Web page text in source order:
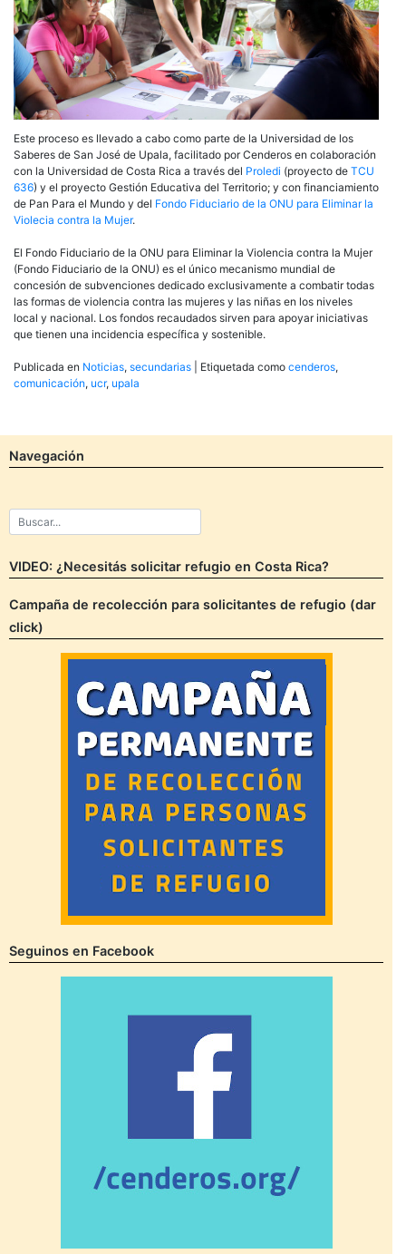
Este proceso es llevado a cabo como parte de la Universidad de los
Saberes de San José de Upala, facilitado por Cenderos en colaboración
con la Universidad de Costa Rica a través del Proledi (proyecto de TCU
636) y el proyecto Gestión Educativa del Territorio; y con financiamiento
de Pan Para el Mundo y del Fondo Fiduciario de la ONU para Eliminar la
Violecia contra la Mujer.
El Fondo Fiduciario de la ONU para Eliminar la Violencia contra la Mujer
(Fondo Fiduciario de la ONU) es el único mecanismo mundial de
concesión de subvenciones dedicado exclusivamente a combatir todas
las formas de violencia contra las mujeres y las niñas en los niveles
local y nacional. Los fondos recaudados sirven para apoyar iniciativas
que tienen una incidencia específica y sostenible.
Publicada en Noticias, secundarias Etiquetada como cenderos,
comunicación, ucr, upala
Navegación
VIDEO: ¿Necesitás solicitar refugio en Costa Rica?
Campaña de recolección para solicitantes de refugio (dar
click)
Seguinos en Facebook